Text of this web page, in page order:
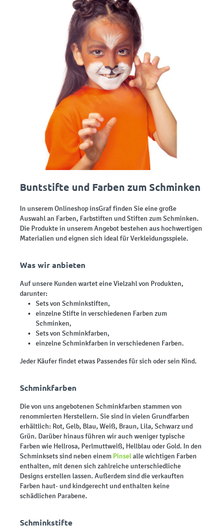
Buntstifte und Farben zum Schminken
In unserem Onlineshop insGraf finden Sie eine große
Auswahl an Farben, Farbstiften und Stiften zum Schminken.
Die Produkte in unserem Angebot bestehen aus hochwertigen
Materialien und eignen sich ideal für Verkleidungsspiele.
Was wir anbieten
Auf unsere Kunden wartet eine Vielzahl von Produkten,
darunter:
Sets von Schminkstiften,
einzelne Stifte in verschiedenen Farben zum
Schminken,
Sets von Schminkfarben,
einzelne Schminkfarben in verschiedenen Farben.
Jeder Käufer findet etwas Passendes für sich oder sein Kind.
Schminkfarben
Die von uns angebotenen Schminkfarben stammen von
renommierten Herstellern. Sie sind in vielen Grundfarben
erhältlich: Rot, Gelb, Blau, Weiß, Braun, Lila, Schwarz und
Grün. Darüber hinaus führen wir auch weniger typische
Farben wie Hellrosa, Perlmuttweiß, Hellblau oder Gold. In den
Schminksets sind neben einem Pinselalle wichtigen Farben
enthalten, mit denen sich zahlreiche unterschiedliche
Designs erstellen lassen. Außerdem sind die verkauften
Farben haut- und kindgerecht und enthalten keine
schädlichen Parabene.
Schminkstifte